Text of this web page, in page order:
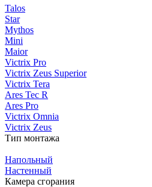
Talos
Star
Mythos
Mini
Maior
Victrix Pro
Victrix Zeus Superior
Victrix Tera
Ares Tec R
Ares Pro
Victrix Omnia
Victrix Zeus
Тип монтажа
Напольный
Настенный
Камера сгорания